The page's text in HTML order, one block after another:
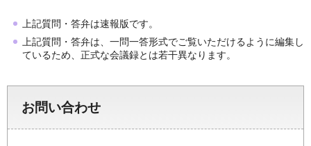
上記質問・答弁は速報版です。
上記質問・答弁は、一問一答形式でご覧いただけるように編集し
ているため、正式な会議録とは若干異なります。
お問い合わせ